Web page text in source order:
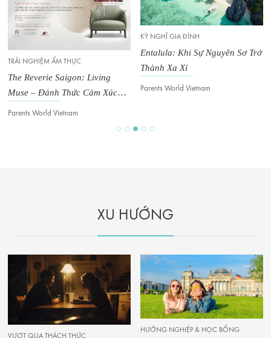
TRẢI NGHIỆM ẨM THỰC
The Reverie Saigon: Living
Muse – Đánh Thức Cảm Xúc
Trong Không Gian Đương Đại
Parents World Vietnam
KỲ NGHỈ GIA ĐÌNH
Entalula: Khi Sự Nguyên Sơ Trở
Thành Xa Xỉ
Parents World Vietnam
XU HƯỚNG
VƯỢT QUA THÁCH THỨC
HƯỚNG NGHIỆP & HỌC BỔNG